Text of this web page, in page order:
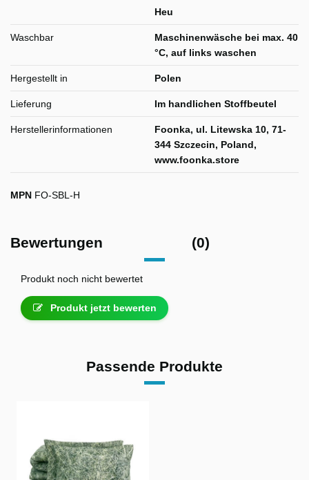
Heu
Waschbar
Maschinenwäsche bei max. 40
°C, auf links waschen
Hergestellt in Polen
Lieferung Im handlichen Stoffbeutel
Herstellerinformationen
Foonka, ul. Litewska 10, 71-
344 Szczecin, Poland,
www.foonka.store
MPN FO-SBL-H
Bewertungen (0)
Produkt noch nicht bewertet
Produkt jetzt bewerten
Passende Produkte